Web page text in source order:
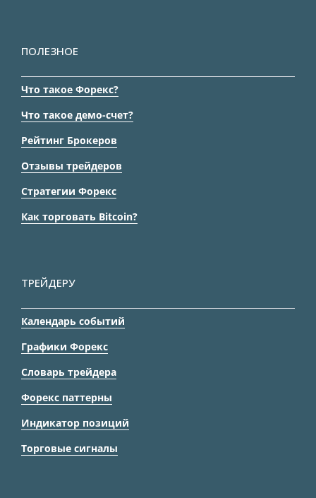
ПОЛЕЗНОЕ
Что такое Форекс?
Что такое демо-счет?
Рейтинг Брокеров
Отзывы трейдеров
Стратегии Форекс
Как торговать Bitcoin?
ТРЕЙДЕРУ
Календарь событий
Графики Форекс
Словарь трейдера
Форекс паттерны
Индикатор позиций
Торговые сигналы